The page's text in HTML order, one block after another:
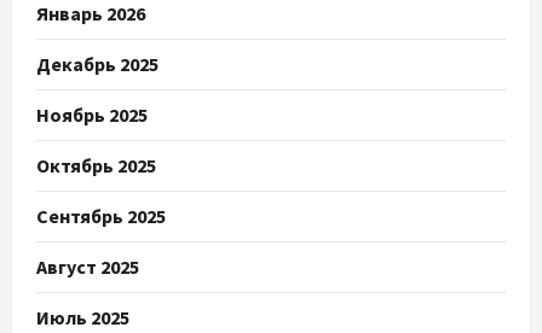
Январь 2026
Декабрь 2025
Ноябрь 2025
Октябрь 2025
Сентябрь 2025
Август 2025
Июль 2025